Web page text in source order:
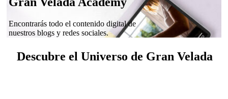
Encontrarás todo el contenido digital de
nuestros blogs y redes sociales.
Descubre el Universo de Gran Velada